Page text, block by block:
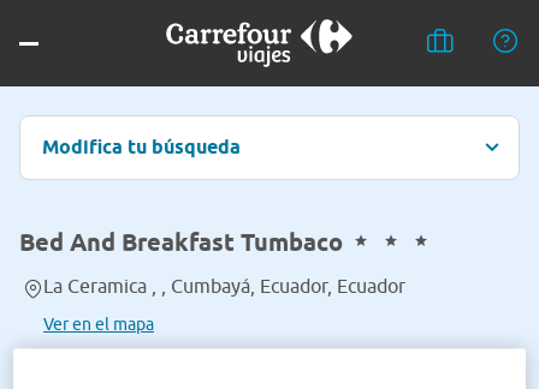
Modifica tu búsqueda
Bed And Breakfast Tumbaco
La Ceramica , , Cumbayá, Ecuador, Ecuador
Ver en el mapa